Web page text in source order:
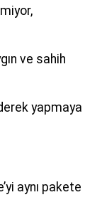
ve sahih
yapmaya
aynı pakete